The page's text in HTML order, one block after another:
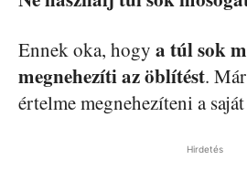
Ennek oka, hogy a túl sok
megnehezíti az öblítést.
értelme megnehezíteni a
Hirdetés